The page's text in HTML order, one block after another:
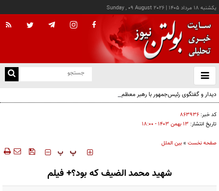
يکشنبه ۱۸ مرداد ۱۴۰۵ |
Sunday , 09 August 2026
باز
و
دیدار و گفتگوی رئیس‌جمهور با رهبر معظم انقلاب درباره مسائل اقتصادی و نظامی کشور
کد خبر: ۸۶۳۹۳۶
تاریخ انتشار: ۱۳ بهمن ۱۴۰۳ - ۱۸:۰۰
صفحه نخست »بین الملل
‍‍‍ پ پ
شهید محمد الضیف که بود؟+ فیلم